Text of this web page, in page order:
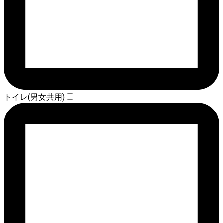
トイレ(男女共用)